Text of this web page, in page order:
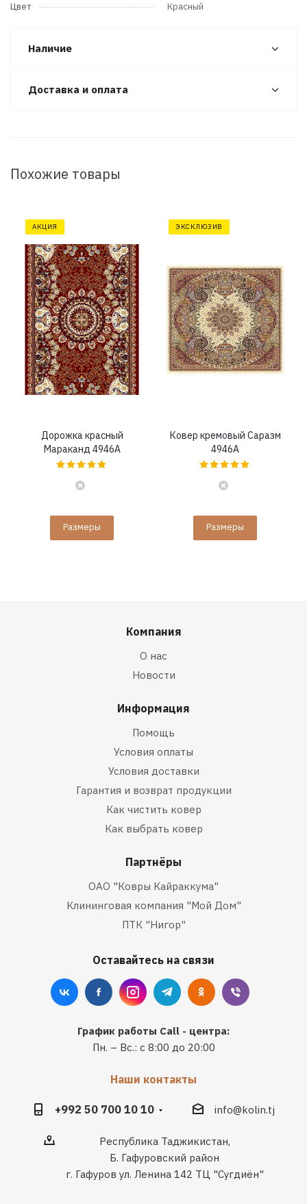
Цвет
Красный
Наличие
Доставка и оплата
Похожие товары
АКЦИЯ
Дорожка красный
Мараканд 4946A
Размеры
ЭКСКЛЮЗИВ
Ковер кремовый Саразм
4946A
Размеры
Компания
О нас
Новости
Информация
Помощь
Условия оплаты
Условия доставки
Гарантия и возврат продукции
Как чистить ковер
Как выбрать ковер
Партнёры
ОАО "Ковры Кайраккума"
Клининговая компания "Мой Дом"
ПТК "Нигор"
Оставайтесь на связи
График работы Call - центра:
Пн. – Вс.: с 8:00 до 20:00
Наши контакты
+992 50 700 10 10 info@kolin.tj
Республика Таджикистан,
Б. Гафуровский район
г. Гафуров ул. Ленина 142 ТЦ "Сугдиён"